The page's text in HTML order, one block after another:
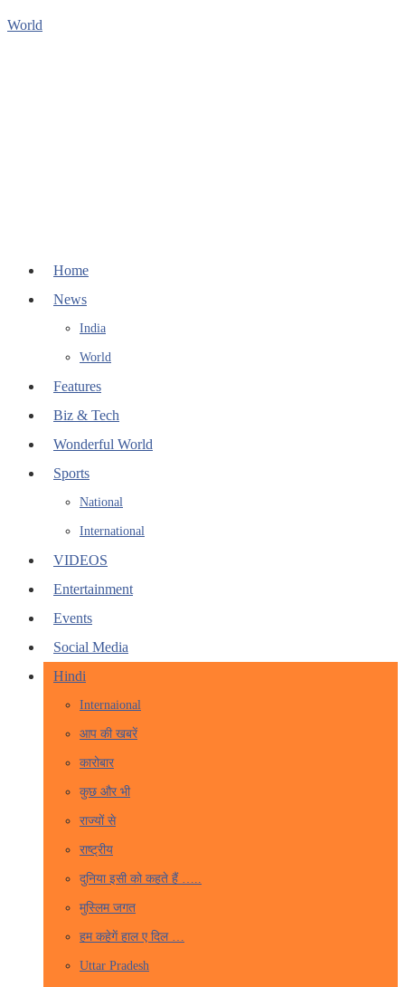
Home
News
India
World
Features
Biz & Tech
Wonderful World
Sports
National
International
VIDEOS
Entertainment
Events
Social Media
Hindi
Internaional
आप की खबरें
कारोबार
कुछ और भी
राज्यों से
राष्ट्रीय
दुनिया इसी को कहते हैं …..
मुस्लिम जगत
हम कहेगें हाल ए दिल …
Uttar Pradesh